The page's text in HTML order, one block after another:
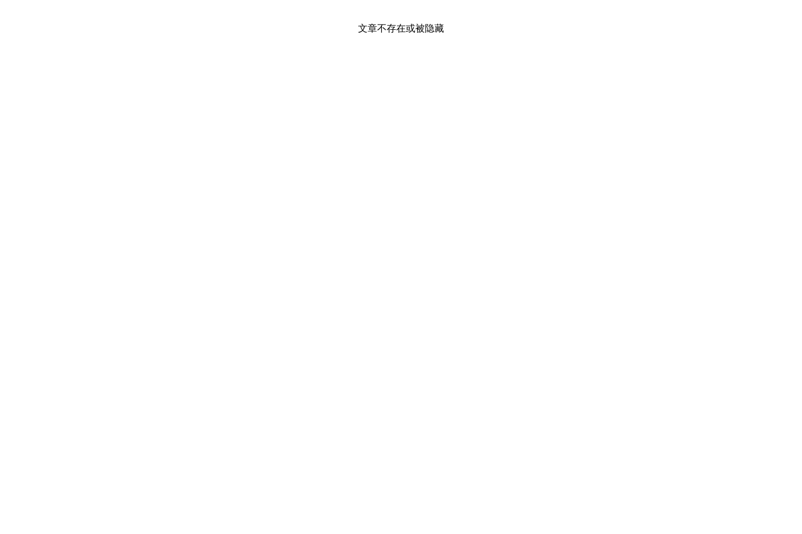
文章不存在或被隐藏